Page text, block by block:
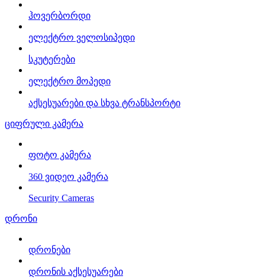
ჰოვერბორდი
ელექტრო ველოსიპედი
სკუტერები
ელექტრო მოპედი
აქსესუარები და სხვა ტრანსპორტი
ციფრული კამერა
ფოტო კამერა
360 ვიდეო კამერა
Security Cameras
დრონი
დრონები
დრონის აქსესუარები